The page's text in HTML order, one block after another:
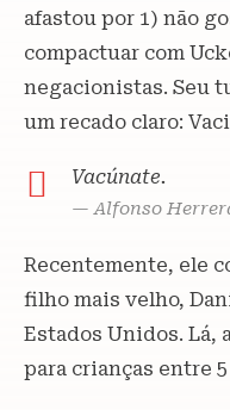
afastou por 1) não
compactuar com
negacionistas. Seu
um recado claro:
Vacúnate.
— Alfonso
Recentemente, ele
filho mais velho,
Estados Unidos. Lá,
para crianças entre 5